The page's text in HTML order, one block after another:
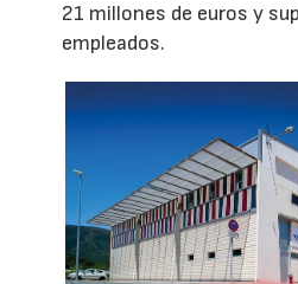
21 millones de euros y
empleados.